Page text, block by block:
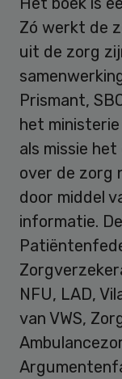
Zó werkt de
uit de zorg
Prismant,
het
als missie
over de zorg
door middel
informatie.
NFU, LAD,
van VWS,